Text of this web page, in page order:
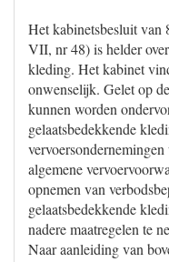
Het kabinetsbesluit van
VII, nr 48) is helder
kleding. Het kabinet
onwenselijk. Gelet op
kunnen worden
gelaatsbedekkende
algemene
opnemen van
gelaatsbedekkende
nadere maatregelen te
Naar aanleiding van